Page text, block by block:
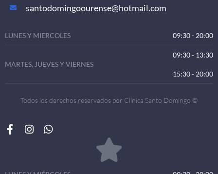
santodomingoourense@hotmail.com
LUNES Y MIERCOLES 09:30 - 20:00
MARTES, JUEVES Y VIERNES
09:30 - 13:30
15:30 - 20:00
Todos los derechos reservados por Clínica Santo Domingo ©